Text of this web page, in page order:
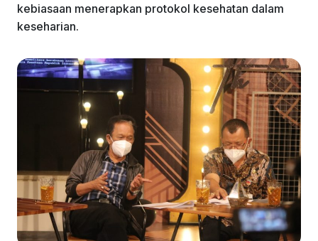
kebiasaan menerapkan protokol kesehatan dalam
keseharian.